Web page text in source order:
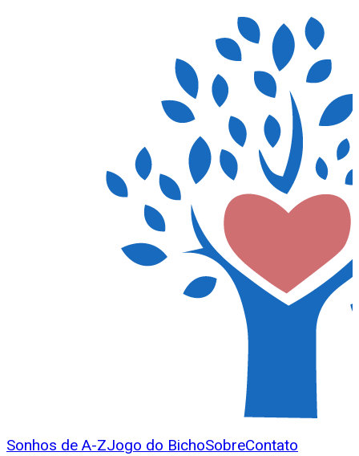
Sonhos de A-ZJogo do BichoSobreContato